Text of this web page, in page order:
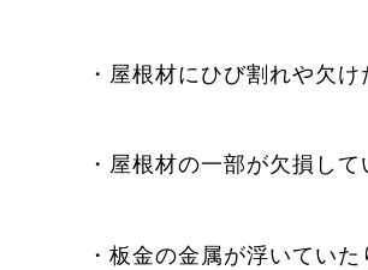
・屋根材にひび割れや欠
・屋根材の一部が欠損し
・板金の金属が浮いてい